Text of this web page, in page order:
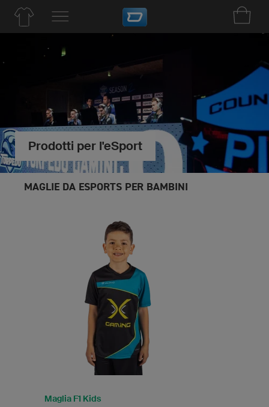
Prodotti per l'eSport
MAGLIE DA ESPORTS PER BAMBINI
Maglia F1 Kids